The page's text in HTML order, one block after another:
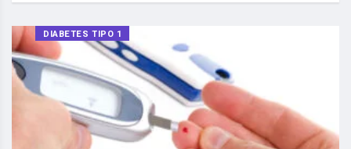
DIABETES TIPO 1